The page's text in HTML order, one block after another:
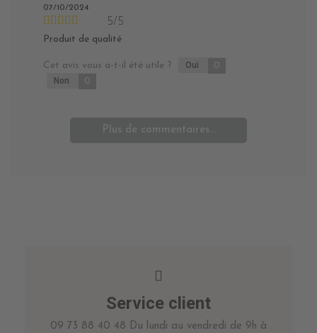
07/10/2024
5/5
Produit de qualité
Cet avis vous a-t-il été utile ? Oui 0
Non 0
Plus de commentaires...
Service client
09 73 88 40 48 Du lundi au vendredi de 9h à